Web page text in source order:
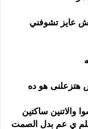
عايز تشوفني
هتزعلنى هو ده
والاتنين ساكتين
ي عم بدل الصمت